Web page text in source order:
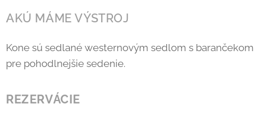
AKÚ MÁME VÝSTROJ
Kone sú sedlané westernovým sedlom s barančekom
pre pohodlnejšie sedenie.
REZERVÁCIE